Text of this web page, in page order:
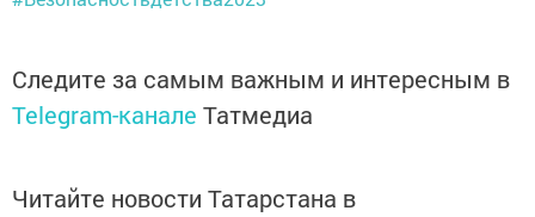
Следите за самым важным и интересным в
Telegram-канале Татмедиа
Читайте новости Татарстана в